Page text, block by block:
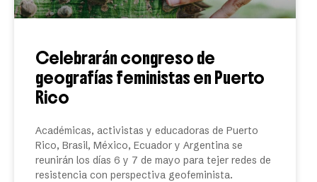
Celebrarán congreso de
geografías feministas en Puerto
Rico
Académicas, activistas y educadoras de Puerto
Rico, Brasil, México, Ecuador y Argentina se
reunirán los días 6 y 7 de mayo para tejer redes de
resistencia con perspectiva geofeminista.